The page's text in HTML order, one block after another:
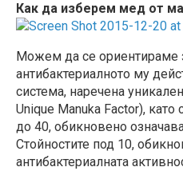
Как да изберем мед от
Можем да се ориентираме
антибактериалното му
система, наречена
Unique Manuka Factor), като
до 40, обикновено
Стойностите под 10,
антибактериалната